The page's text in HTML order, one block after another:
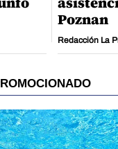
Poznan
Redacción La